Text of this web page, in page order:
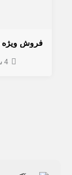
فروش ویژه
4 سال قبل